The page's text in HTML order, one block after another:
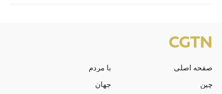
صفحه اصلی
با مردم
چین
جهان